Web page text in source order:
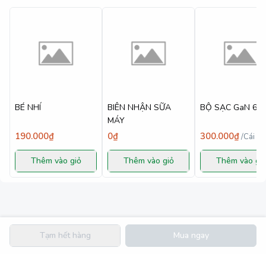
Tạm hết hàng Mua ngay
BÉ NHÍ
190.000₫
Thêm vào giỏ
BIÊN NHẬN SỮA
MÁY
0₫
Thêm vào giỏ
BỘ SẠC GaN
300.000₫/Cái
Thêm vào giỏ